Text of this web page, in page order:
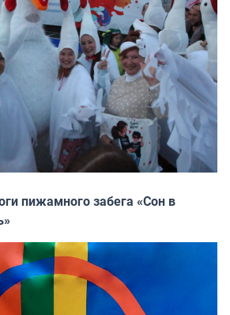
пижамного забега «Сон в